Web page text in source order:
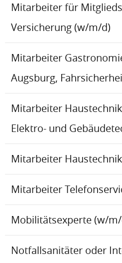
Mitarbeiter für
Versicherung (w/m/d)
Mitarbeiter
Augsburg,
Mitarbeiter
Elektro- und
Mitarbeiter
Mitarbeiter
Mobilitätsexperte (w/
Notfallsanitäter oder